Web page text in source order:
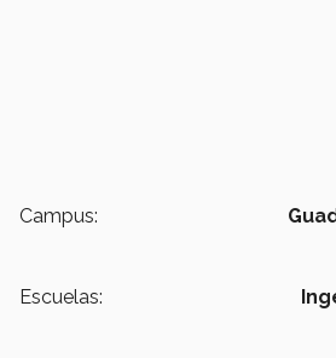
Campus:
Escuelas: